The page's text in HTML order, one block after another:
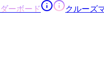
ダーボード
クルーズ